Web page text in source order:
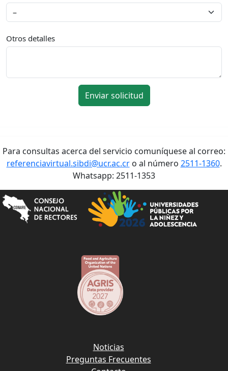
Otros detalles
Enviar solicitud
Para consultas acerca del servicio comuníquese al correo:
referenciavirtual.sibdi@ucr.ac.cro al número 2511-1360.
Whatsapp: 2511-1353
Noticias
Preguntas Frecuentes